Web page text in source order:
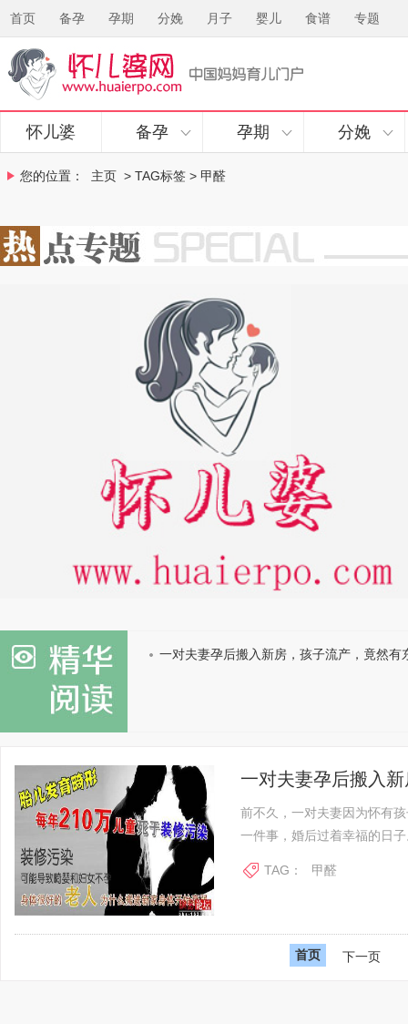
首页 备孕 孕期 分娩 月子 婴儿 食谱 专题
怀儿婆 备孕 孕期 分娩
您的位置： 主页 > TAG标签 > 甲醛
一对夫妻孕后搬入新房，孩子流产，竟然有
一对夫妻孕后搬入
前不久，一对夫妻因为怀有
一件事，婚后过着幸福的日
TAG： 甲醛
首页 下一页